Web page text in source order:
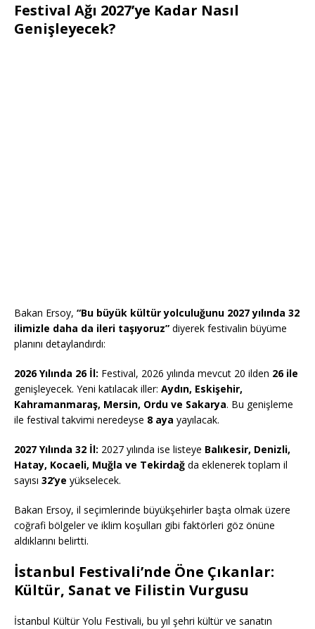
Festival Ağı 2027’ye Kadar Nasıl
Genişleyecek?
Bakan Ersoy, “Bu büyük kültür yolculuğunu 2027 yılında 32
ilimizle daha da ileri taşıyoruz” diyerek festivalin büyüme
planını detaylandırdı:
2026 Yılında 26 İl: Festival, 2026 yılında mevcut 20 ilden 26 ile
genişleyecek. Yeni katılacak iller: Aydın, Eskişehir,
Kahramanmaraş, Mersin, Ordu ve Sakarya. Bu genişleme
ile festival takvimi neredeyse 8 aya yayılacak.
2027 Yılında 32 İl: 2027 yılında ise listeye Balıkesir, Denizli,
Hatay, Kocaeli, Muğla ve Tekirdağ da eklenerek toplam il
sayısı 32’ye yükselecek.
Bakan Ersoy, il seçimlerinde büyükşehirler başta olmak üzere
coğrafi bölgeler ve iklim koşulları gibi faktörleri göz önüne
aldıklarını belirtti.
İstanbul Festivali’nde Öne Çıkanlar:
Kültür, Sanat ve Filistin Vurgusu
İstanbul Kültür Yolu Festivali, bu yıl şehri kültür ve sanatın